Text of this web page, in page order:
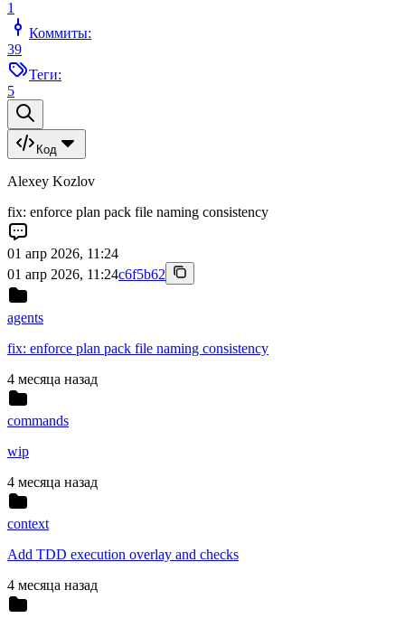
1
Коммиты:
39
Теги:
5
Код
Alexey Kozlov
fix: enforce plan pack file naming consistency
01 апр 2026, 11:24
01 апр 2026, 11:24c6f5b62
agents
fix: enforce plan pack file naming consistency
4 месяца назад
commands
wip
4 месяца назад
context
Add TDD execution overlay and checks
4 месяца назад